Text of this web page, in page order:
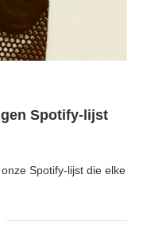
Spotify-lijst
Spotify-lijst die elke